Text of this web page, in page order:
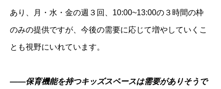
あり、月・水・金の週３回、10:00~13:00の３時間の枠
のみの提供ですが、今後の需要に応じて増やしていくこ
とも視野にいれています。
――保育機能を持つキッズスペースは需要がありそうで